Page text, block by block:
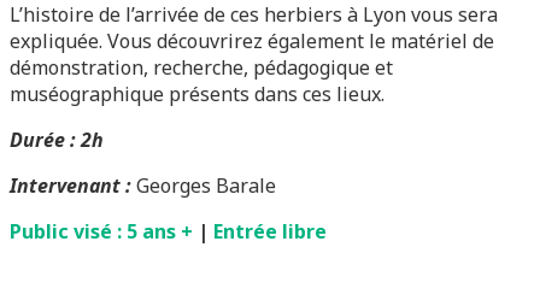
L’histoire de l’arrivée de ces herbiers à Lyon vous sera
expliquée. Vous découvrirez également le matériel de
démonstration, recherche, pédagogique et
muséographique présents dans ces lieux.
Durée : 2h
Intervenant :Georges Barale
Public visé : 5 ans + | Entrée libre